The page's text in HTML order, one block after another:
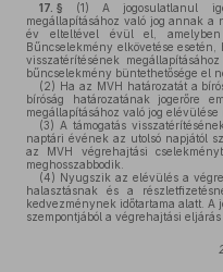
17. § (1) A jogosulatlanul
megállapításához való jog annak a
év elteltével évül el, amelyben
Bűncselekmény elkövetése
visszatérítésének
bűncselekmény büntethetősége el
(2) Ha az MVH határozatát a
bíróság határozatának jogerőre
megállapításához való jog elévülése
(3) A támogatás
naptári évének az utolsó napjától
az MVH végrehajtási
meghosszabbodik.
(4) Nyugszik az elévülés a
halasztásnak és a
kedvezménynek időtartama alatt. A
szempontjából a végrehajtási